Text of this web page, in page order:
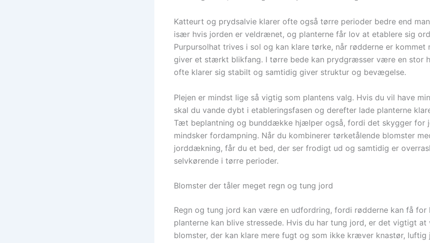
Katteurt og prydsalvie klarer ofte også tørre perioder bedre end
især hvis jorden er veldrænet, og planterne får lov at etablere sig
Purpursolhat trives i sol og kan klare tørke, når rødderne er kommet
giver et stærkt blikfang. I tørre bede kan prydgræsser være en stor
ofte klarer sig stabilt og samtidig giver struktur og bevægelse.
Plejen er mindst lige så vigtig som plantens valg. Hvis du vil have
skal du vande dybt i etableringsfasen og derefter lade planterne
Tæt beplantning og bunddække hjælper også, fordi det skygger for
mindsker fordampning. Når du kombinerer tørketålende blomster
jorddækning, får du et bed, der ser frodigt ud og samtidig er
selvkørende i tørre perioder.
Blomster der tåler meget regn og tung jord
Regn og tung jord kan være en udfordring, fordi rødderne kan få for
planterne kan blive stressede. Hvis du har tung jord, er det vigtigt
blomster, der kan klare mere fugt og som ikke kræver knastør, luftig